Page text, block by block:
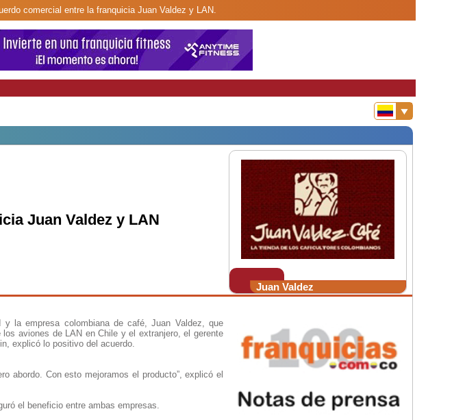
comercial entre la franquicia Juan Valdez y LAN.
Juan Valdez
Juan Valdez y LAN
la empresa colombiana de café, Juan Valdez, que
aviones de LAN en Chile y el extranjero, el gerente
explicó lo positivo del acuerdo.
abordo. Con esto mejoramos el producto”, explicó el
el beneficio entre ambas empresas.